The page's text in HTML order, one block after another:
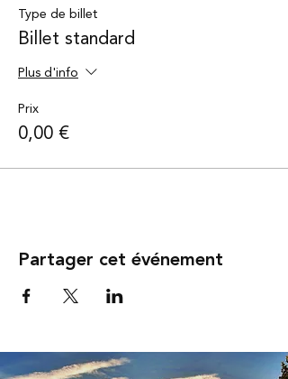
Type de billet
Billet standard
Plus d'info
Prix
0,00 €
Partager cet événement